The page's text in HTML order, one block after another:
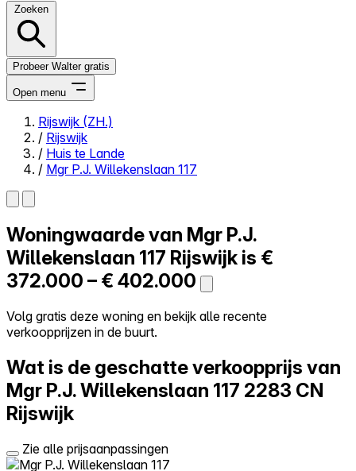
Zoeken
Probeer Walter gratis
Open menu
Close menu
Zelf kopen
Alles-in-één
Reviews
Prijzen
Log in
Probeer Walter gratis
Rijswijk (ZH.)
/ Rijswijk
/ Huis te Lande
/ Mgr P.J. Willekenslaan 117
Woningwaarde van Mgr P.J.
Willekenslaan 117 Rijswijk is €
372.000 – € 402.000
Volg gratis deze woning en bekijk alle recente
verkoopprijzen in de buurt.
Wat is de geschatte verkoopprijs van
Mgr P.J. Willekenslaan 117 2283 CN
Rijswijk
Zie alle prijsaanpassingen